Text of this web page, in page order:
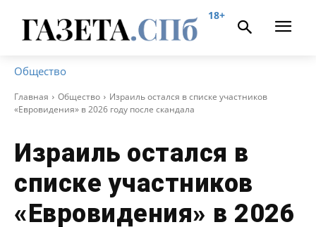
18+
Общество
Главная Общество
Израиль остался в списке участников
«Евровидения» в 2026 году после скандала
Израиль остался в
списке участников
«Евровидения» в 2026